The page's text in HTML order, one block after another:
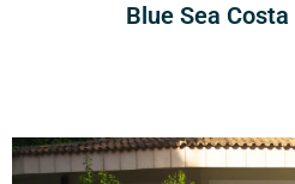
Blue Sea